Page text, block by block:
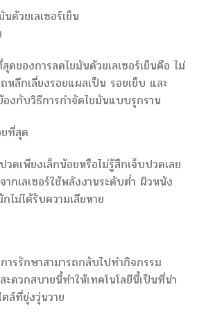
ด้วยเลเซอร์เย็น
ของการลดไขมันด้วยเลเซอร์เย็นคือ ไม่
หลีกเลี่ยงรอยแผลเป็น รอยเย็บ และ
องกับวิธีการกำจัดไขมันแบบรุกราน
ที่สุด
ดเพียงเล็กน้อยหรือไม่รู้สึกเจ็บปวดเลย
ากเลเซอร์ใช้พลังงานระดับต่ำ ผิวหนัง
ไม่ได้รับความเสียหาย
ารรักษาสามารถกลับไปทำกิจกรรม
ดวกสบายนี้ทำให้เทคโนโลยีนี้เป็นที่น่า
ล์ที่ยุ่งวุ่นวาย